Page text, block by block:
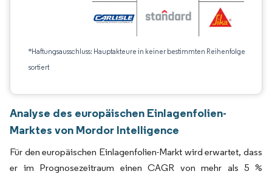
*Haftungsausschluss: Hauptakteure in keiner bestimmten Reihenfolge
sortiert
Analyse des europäischen Einlagenfolien-
Marktes von Mordor Intelligence
Für den europäischen Einlagenfolien-Markt wird erwartet, dass
er im Prognosezeitraum einen CAGR von mehr als 5 %